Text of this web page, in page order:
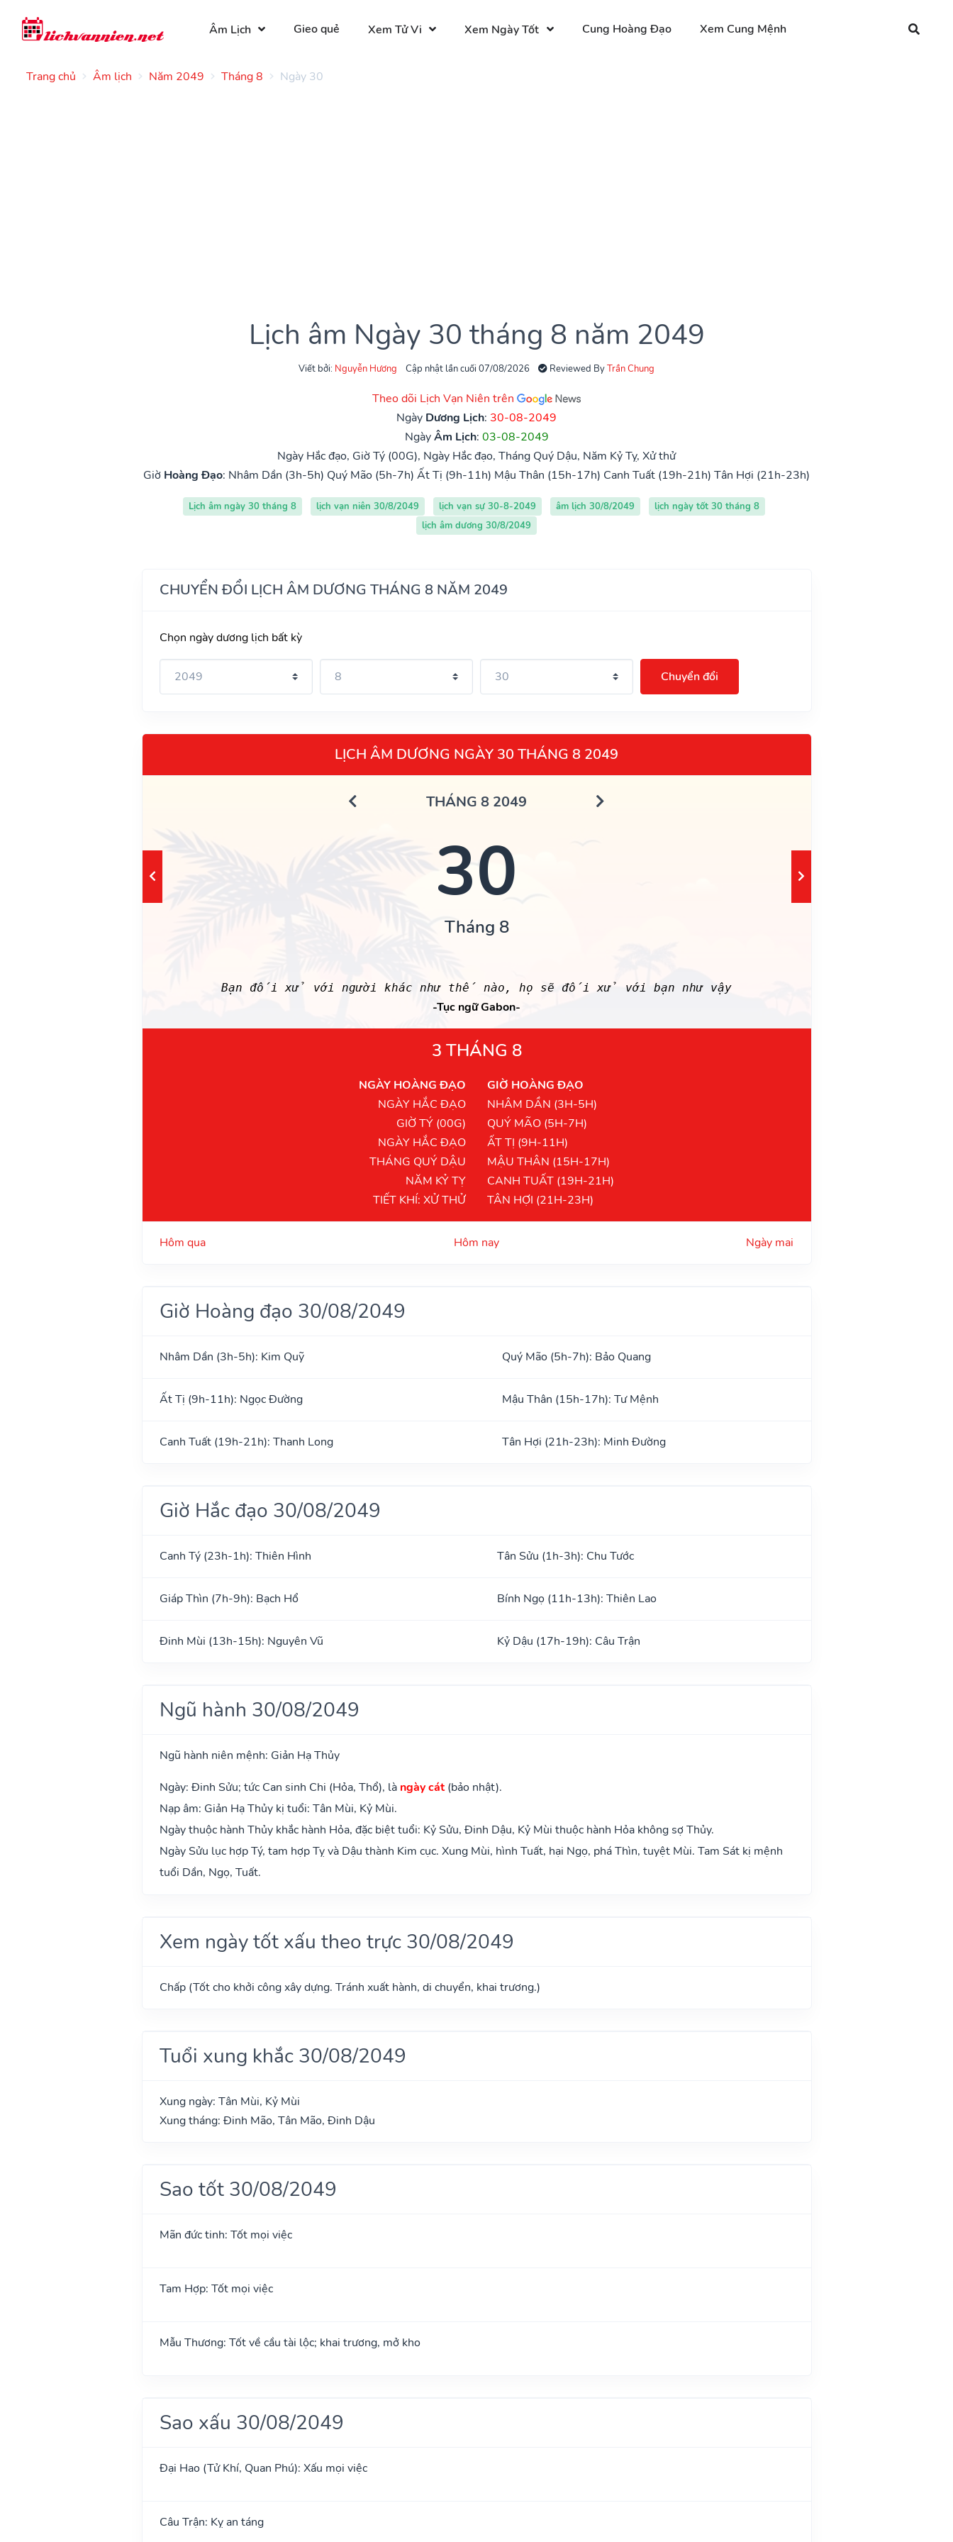
Âm Lịch Gieo quẻ Xem Tử Vi Xem Ngày Tốt Cung Hoàng Đạo Xem Cung Mệnh
Trang chủ Âm lịch Năm 2049 Tháng 8 Ngày 30
Lịch âm Ngày 30 tháng 8 năm 2049
Viết bởi: Nguyễn Hương Cập nhật lần cuối 07/08/2026 Reviewed ByTrần Chung
Theo dõi Lịch Vạn Niên trên
Ngày Dương Lịch: 30-08-2049
NgàyÂm Lịch: 03-08-2049
Ngày Hắc đạo, Giờ Tý (00G), Ngày Hắc đạo, Tháng Quý Dậu, Năm Kỷ Tỵ, Xử thử
Giờ Hoàng Đạo: Nhâm Dần (3h-5h) Quý Mão (5h-7h) Ất Tị (9h-11h) Mậu Thân (15h-17h) Canh Tuất (19h-21h) Tân Hợi (21h-23h)
Lịch âm ngày 30 tháng 8 lịch vạn niên 30/8/2049 lịch vạn sự 30-8-2049 âm lịch 30/8/2049
lịch ngày tốt 30 tháng 8
lịch âm dương 30/8/2049
CHUYỂN ĐỔI LỊCH ÂM DƯƠNG THÁNG 8 NĂM 2049
Chọn ngày dương lịch bất kỳ
Chuyển đổi
LỊCH ÂM DƯƠNG NGÀY 30 THÁNG 8 2049
THÁNG 8 2049
30
Tháng 8
Bạn đối xử với người khác như thế nào, họ sẽ đối xử với bạn như vậy
-Tục ngữ Gabon-
3 THÁNG 8
NGÀY HOÀNG ĐẠO
NGÀY HẮC ĐẠO
GIỜ TÝ (00G)
NGÀY HẮC ĐẠO
THÁNG QUÝ DẬU
NĂM KỶ TỴ
TIẾT KHÍ: XỬ THỬ
GIỜ HOÀNG ĐẠO
NHÂM DẦN (3H-5H)
QUÝ MÃO (5H-7H)
ẤT TỊ (9H-11H)
MẬU THÂN (15H-17H)
CANH TUẤT (19H-21H)
TÂN HỢI (21H-23H)
Hôm qua Hôm nay Ngày mai
Giờ Hoàng đạo 30/08/2049
Nhâm Dần (3h-5h): Kim Quỹ Quý Mão (5h-7h): Bảo Quang
Ất Tị (9h-11h): Ngọc Đường Mậu Thân (15h-17h): Tư Mệnh
Canh Tuất (19h-21h): Thanh Long Tân Hợi (21h-23h): Minh Đường
Giờ Hắc đạo 30/08/2049
Canh Tý (23h-1h): Thiên Hình Tân Sửu (1h-3h): Chu Tước
Giáp Thìn (7h-9h): Bạch Hổ Bính Ngọ (11h-13h): Thiên Lao
Đinh Mùi (13h-15h): Nguyên Vũ Kỷ Dậu (17h-19h): Câu Trận
Ngũ hành 30/08/2049
Ngũ hành niên mệnh: Giản Hạ Thủy
Ngày: Đinh Sửu; tức Can sinh Chi (Hỏa, Thổ), là ngày cát(bảo nhật).
Nạp âm: Giản Hạ Thủy kị tuổi: Tân Mùi, Kỷ Mùi.
Ngày thuộc hành Thủy khắc hành Hỏa, đặc biệt tuổi: Kỷ Sửu, Đinh Dậu, Kỷ Mùi thuộc hành Hỏa không sợ Thủy.
Ngày Sửu lục hợp Tý, tam hợp Tỵ và Dậu thành Kim cục. Xung Mùi, hình Tuất, hại Ngọ, phá Thìn, tuyệt Mùi. Tam Sát kị mệnh
tuổi Dần, Ngọ, Tuất.
Xem ngày tốt xấu theo trực 30/08/2049
Chấp (Tốt cho khởi công xây dựng. Tránh xuất hành, di chuyển, khai trương.)
Tuổi xung khắc 30/08/2049
Xung ngày: Tân Mùi, Kỷ Mùi
Xung tháng: Đinh Mão, Tân Mão, Đinh Dậu
Sao tốt 30/08/2049
Mãn đức tinh: Tốt mọi việc
Tam Hợp: Tốt mọi việc
Mẫu Thương: Tốt về cầu tài lộc; khai trương, mở kho
Sao xấu 30/08/2049
Đại Hao (Tử Khí, Quan Phú): Xấu mọi việc
Câu Trận: Kỵ an táng